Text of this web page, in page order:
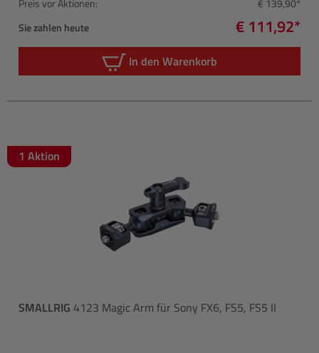
Sie zahlen heute
€ 111,92*
In den Warenkorb
1 Aktion
SMALLRIG 4123 Magic Arm für Sony FX6, FS5, FS5 II